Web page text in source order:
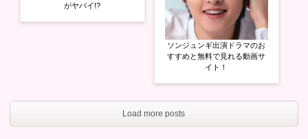
がヤバイ!?
ソンジュンギ出演ドラマのお
すすめと無料で見れる動画サ
イト！
Load more posts